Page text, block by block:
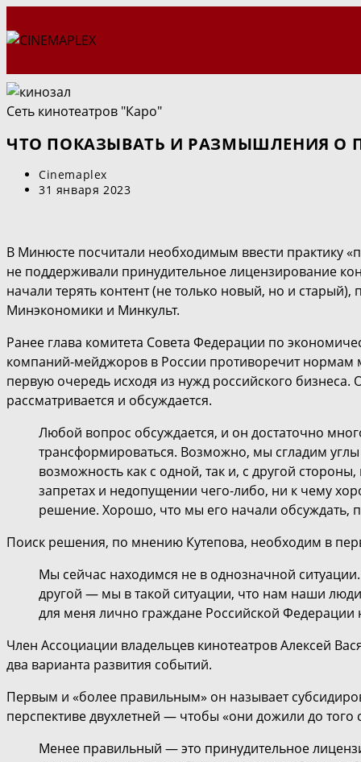
к
Сеть кинотеатров "Каро"
ЧТО ПОКАЗЫВАТЬ И РАЗМЫШЛЕНИЯ О
Автор
записи:
Cinemaplex
Запись
31 января 2023
В Минюсте посчитали необходимым ввести практику
не поддерживали принудительное лицензирование
начали терять контент (не только новый, но и
Минэкономики и Минкульт.
Ранее глава комитета Совета Федерации по
компаний-мейджоров в России противоречит
первую очередь исходя из нужд российского
рассматривается и обсуждается.
Любой вопрос обсуждается, и он достаточно
трансформироваться. Возможно, мы сгладим
возможность как с одной, так и, с другой
запретах и недопущении чего-либо, ни к чему
решение. Хорошо, что мы его начали обсуждать,
Поиск решения, по мнению Кутепова, необходим в
Мы сейчас находимся не в однозначной
другой — мы в такой ситуации, что нам наши
для меня лично граждане Российской
Член Ассоциации владельцев кинотеатров Алексей
два варианта развития событий.
Первым и «более правильным» он называет
перспективе двухлетней — чтобы «они дожили до
Менее правильный — это принудительное